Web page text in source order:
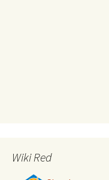
Wiki Red